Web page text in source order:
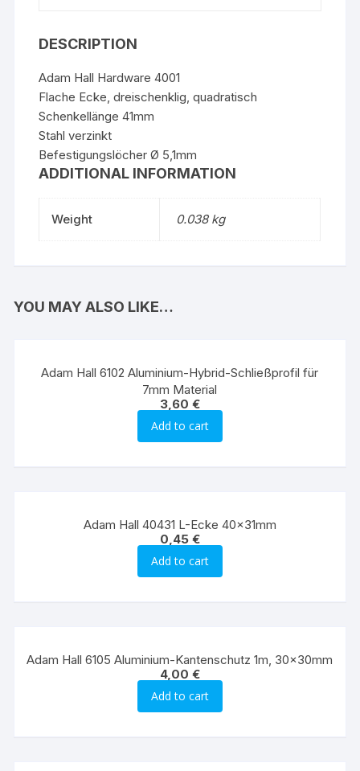
DESCRIPTION
Adam Hall Hardware 4001
Flache Ecke, dreischenklig, quadratisch
Schenkellänge 41mm
Stahl verzinkt
Befestigungslöcher Ø 5,1mm
ADDITIONAL INFORMATION
Weight 0.038 kg
YOU MAY ALSO LIKE…
Adam Hall 6102 Aluminium-Hybrid-Schließprofil für
7mm Material
3,60 €
Add to cart
Adam Hall 40431 L-Ecke 40x31mm
0,45 €
Add to cart
Adam Hall 6105 Aluminium-Kantenschutz 1m, 30x30mm
4,00 €
Add to cart